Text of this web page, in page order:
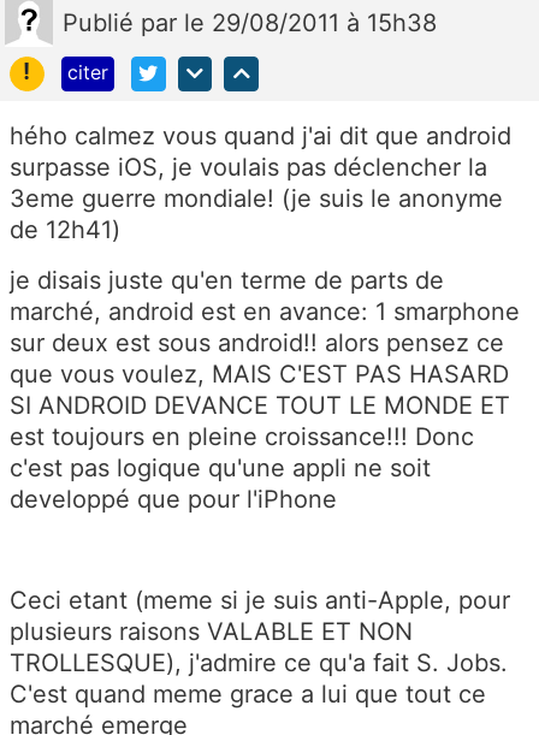
Publié par le 29/08/2011 à 15h38
!
citer
hého calmez vous quand j'ai dit que android
surpasse iOS, je voulais pas déclencher la
3eme guerre mondiale! (je suis le anonyme
de 12h41)
je disais juste qu'en terme de parts de
marché, android est en avance: 1 smarphone
sur deux est sous android!! alors pensez ce
que vous voulez, MAIS C'EST PAS HASARD
SI ANDROID DEVANCE TOUT LE MONDE ET
est toujours en pleine croissance!!! Donc
c'est pas logique qu'une appli ne soit
developpé que pour l'iPhone
Ceci etant (meme si je suis anti-Apple, pour
plusieurs raisons VALABLE ET NON
TROLLESQUE), j'admire ce qu'a fait S. Jobs.
C'est quand meme grace a lui que tout ce
marché emerge